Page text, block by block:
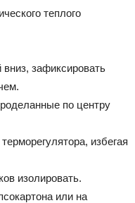
зафиксировать
по центру
избегая
изолировать.
или на